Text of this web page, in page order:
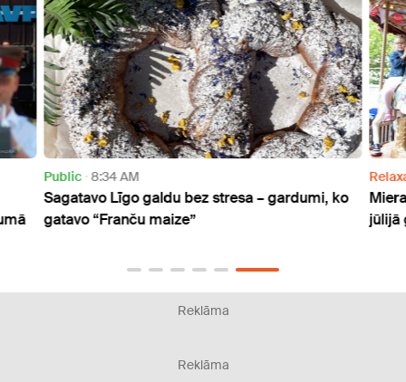
Public 8:34 AM
Sagatavo Līgo galdu bez stresa – gardumi, ko
gatavo “Franču maize”
jūlijā
Reklāma
Reklāma